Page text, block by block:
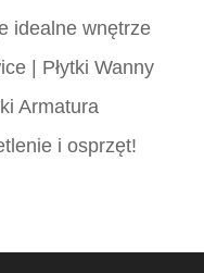
idealne wnętrze
| Płytki Wanny
Armatura
i osprzęt!